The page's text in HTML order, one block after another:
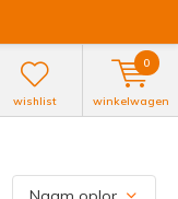
wishlist winkelwagen
0